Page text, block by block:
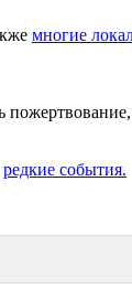
многие
редкие события.